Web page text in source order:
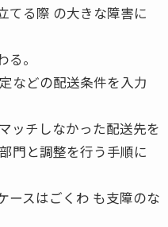
てる際 の大きな障害に
。
などの配送条件を入力
ッチしなかった配送先を
門と調整を行う手順に
スはごくわ も支障のな